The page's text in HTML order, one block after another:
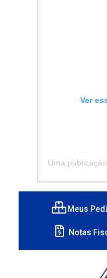
Ver
Meus
Notas